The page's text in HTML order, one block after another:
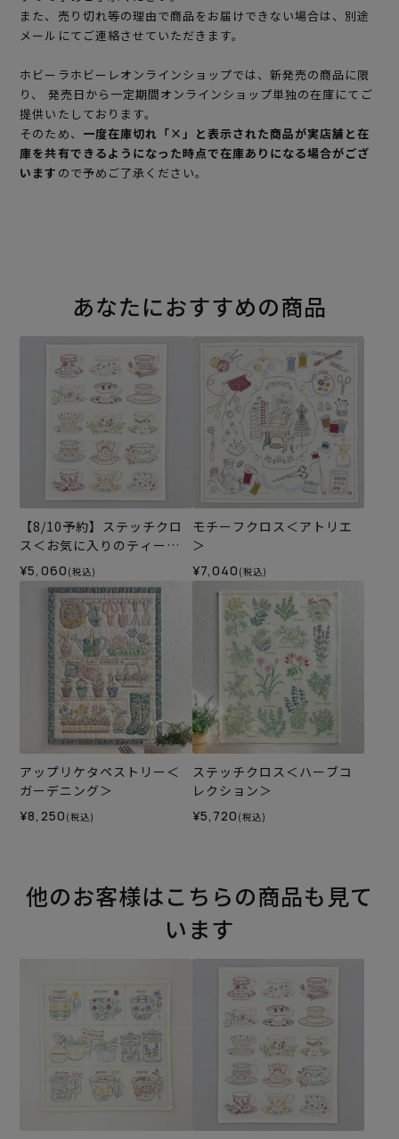
また、売り切れ等の理由で商品をお届けできない場合は、別途
メールにてご連絡させていただきます。
ホビーラホビーレオンラインショップでは、新発売の商品に限
り、 発売日から一定期間オンラインショップ単独の在庫にてご
提供いたしております。
そのため、 一度在庫切れ「×」と表示された商品が実店舗と在
庫を共有できるようになった時点で在庫ありになる場合がござ
います ので予めご了承ください。
あなたにおすすめの商品
【8/10予約】ステッチクロ
ス＜お気に入りのティーカ
ップ＞
¥5,060 (税込)
モチーフクロス＜アトリエ
＞
¥7,040 (税込)
アップリケタペストリー＜
ガーデニング＞
¥8,250 (税込)
ステッチクロス＜ハーブコ
レクション＞
¥5,720 (税込)
他のお客様はこちらの商品も見て
います